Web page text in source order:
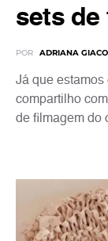
sets de
POR ADRIANA
Já que estamos
compartilho
de filmagem do